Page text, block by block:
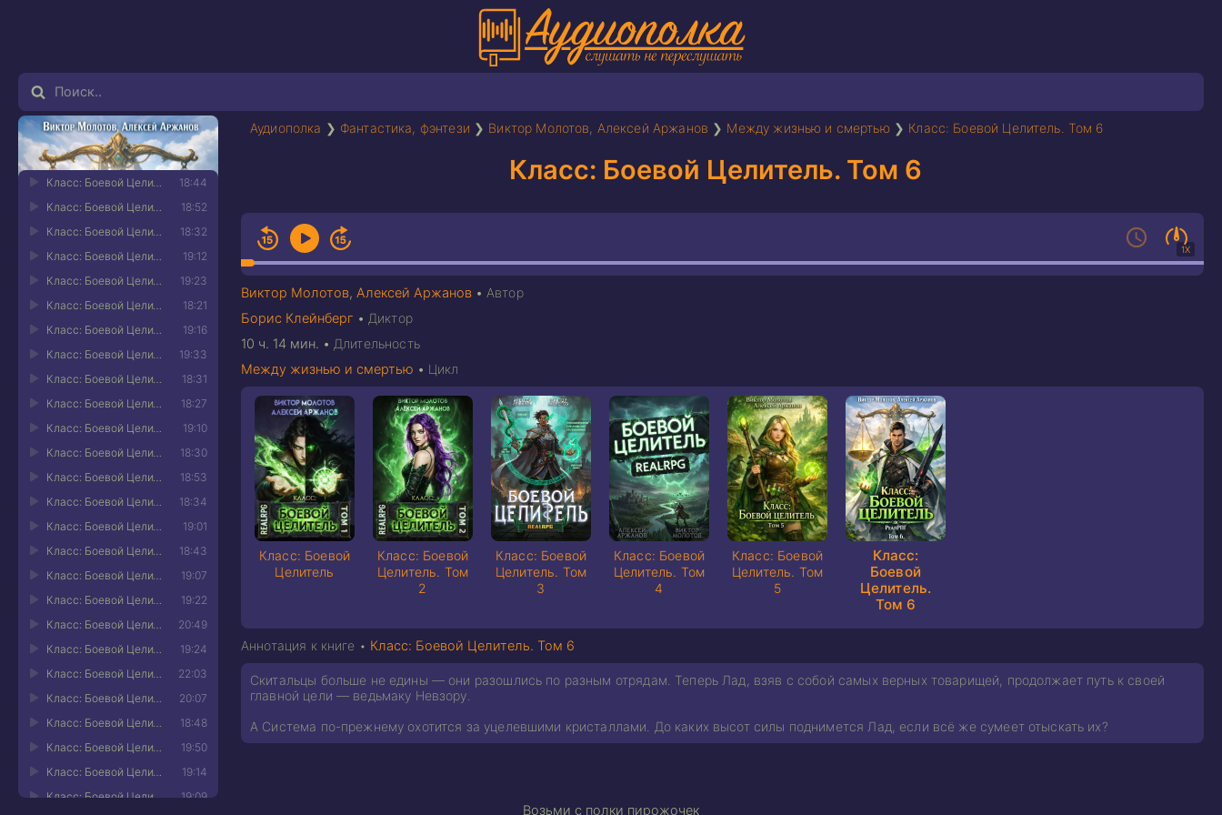
Аудиополка ❯ Фантастика, фэнтези ❯ Виктор Молотов Алексей Аржанов ❯ Между жизнью и смертью ❯ Класс: Боевой Целитель. Том 6
Класс: Боевой Целитель. Том 6
1X
Виктор Молотов, Алексей Аржанов • Автор
Борис Клейнберг • Диктор
10 ч. 14 мин. • Длительность
18:44
Класс: Боевой Целитель. Том 6 01
18:52
Класс: Боевой Целитель. Том 6 02
18:32
Класс: Боевой Целитель. Том 6 03
19:12
Класс: Боевой Целитель. Том 6 04
19:23
Класс: Боевой Целитель. Том 6 05
18:21
Класс: Боевой Целитель. Том 6 06
19:16
Класс: Боевой Целитель. Том 6 07
19:33
Класс: Боевой Целитель. Том 6 08
18:31
Класс: Боевой Целитель. Том 6 09
18:27
Класс: Боевой Целитель. Том 6 10
19:10
Класс: Боевой Целитель. Том 6 11
18:30
Класс: Боевой Целитель. Том 6 12
18:53
Класс: Боевой Целитель. Том 6 13
18:34
Класс: Боевой Целитель. Том 6 14
19:01
Класс: Боевой Целитель. Том 6 15
18:43
Класс: Боевой Целитель. Том 6 16
19:07
Класс: Боевой Целитель. Том 6 17
19:22
Класс: Боевой Целитель. Том 6 18
20:49
Класс: Боевой Целитель. Том 6 19
19:24
Класс: Боевой Целитель. Том 6 20
22:03
Класс: Боевой Целитель. Том 6 21
20:07
Класс: Боевой Целитель. Том 6 22
18:48
Класс: Боевой Целитель. Том 6 23
19:50
Класс: Боевой Целитель. Том 6 24
19:14
Класс: Боевой Целитель. Том 6 25
19:09
Класс: Боевой Целитель. Том 6 26
Между жизнью и смертью • Цикл
Класс: Боевой
Целитель
Класс: Боевой
Целитель. Том
2
Класс: Боевой
Целитель. Том
3
Класс: Боевой
Целитель. Том
4
Класс: Боевой
Целитель. Том
5
Класс:
Боевой
Целитель.
Том 6
Аннотация к книге • Класс: Боевой Целитель. Том 6
Скитальцы больше не едины — они разошлись по разным отрядам. Теперь Лад, взяв с собой самых верных товарищей, продолжает путь к своей
главной цели — ведьмаку Невзору.
А Система по-прежнему охотится за уцелевшими кристаллами. До каких высот силы поднимется Лад, если всё же сумеет отыскать их?
Возьми с полки пирожочек